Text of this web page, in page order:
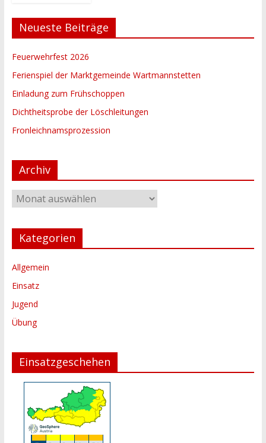
Neueste Beiträge
Feuerwehrfest 2026
Ferienspiel der Marktgemeinde Wartmannstetten
Einladung zum Frühschoppen
Dichtheitsprobe der Löschleitungen
Fronleichnamsprozession
Archiv
Archiv
Kategorien
Allgemein
Einsatz
Jugend
Übung
Einsatzgeschehen